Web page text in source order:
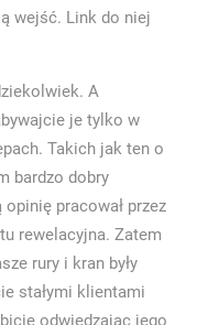
wejść. Link do niej
A
je tylko w
Takich jak ten o
bardzo dobry
pracował przez
rewelacyjna. Zatem
rury i kran były
stałymi klientami
odwiedzając jego